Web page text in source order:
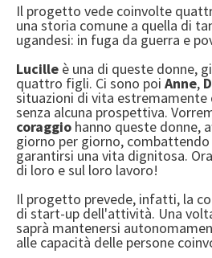
GALLERIA
FOTOGRAFIE
VIDEO
COME PUOI AIUTARCI
DONAZIONI
ADOZIONE A DISTANZA
COME FUNZIONA
INIZIA OGGI LA TUA ADOZIONE!
Il progetto vede coinvolte
una storia comune a quella di
ugandesi: in fuga da guerra e
Lucille è una di queste donne,
quattro figli. Ci sono poi Anne,
situazioni di vita estremamente
senza alcuna prospettiva.
coraggio hanno queste donne,
giorno per giorno,
garantirsi una vita dignitosa.
di loro e sul loro lavoro!
Il progetto prevede, infatti, la
di start-up dell'attività. Una
saprà mantenersi
alle capacità delle persone